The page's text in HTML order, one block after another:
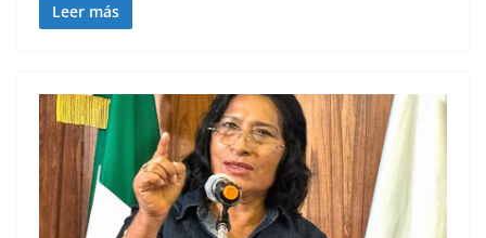
Leer más